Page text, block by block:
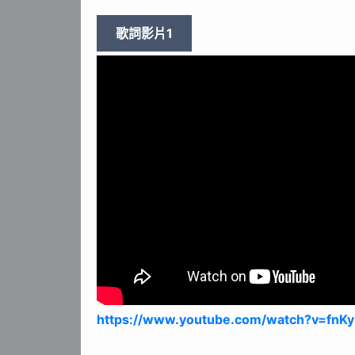
歌詞影片1
https://www.youtube.com/